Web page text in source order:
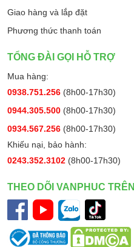
Giao hàng và lắp đặt
Phương thức thanh toán
TỔNG ĐÀI GỌI HỖ TRỢ
Mua hàng:
0938.751.256 (8h00-17h30)
0944.305.500 (8h00-17h30)
0934.567.256 (8h00-17h30)
Khiếu nại, bảo hành:
0243.352.3102 (8h00-17h30)
THEO DÕI VANPHUC TRÊN